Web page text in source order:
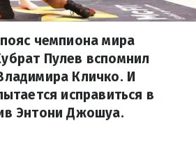
чемпиона мира
Пулев вспомнил
Кличко. И
исправиться в
Энтони Джошуа.